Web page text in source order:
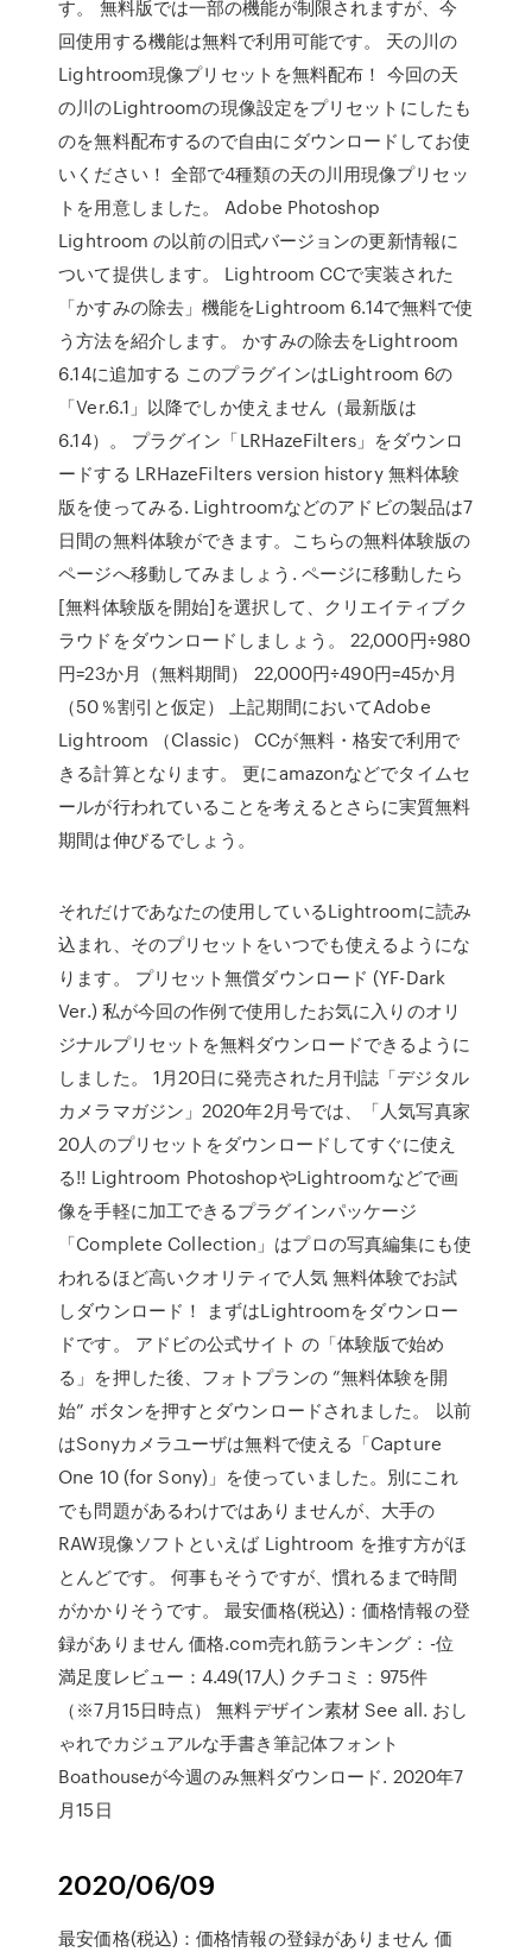
す。 無料版では一部の機能が制限されますが、今
回使用する機能は無料で利用可能です。 天の川の
Lightroom現像プリセットを無料配布！ 今回の天
の川のLightroomの現像設定をプリセットにしたも
のを無料配布するので自由にダウンロードしてお使
いください！ 全部で4種類の天の川用現像プリセッ
トを用意しました。 Adobe Photoshop
Lightroom の以前の旧式バージョンの更新情報に
ついて提供します。 Lightroom CCで実装された
「かすみの除去」機能をLightroom 6.14で無料で使
う方法を紹介します。 かすみの除去をLightroom
6.14に追加する このプラグインはLightroom 6の
「Ver.6.1」以降でしか使えません（最新版は
6.14）。 プラグイン「LRHazeFilters」をダウンロ
ードする LRHazeFilters version history 無料体験
版を使ってみる. Lightroomなどのアドビの製品は7
日間の無料体験ができます。こちらの無料体験版の
ページへ移動してみましょう. ページに移動したら
[無料体験版を開始]を選択して、クリエイティブク
ラウドをダウンロードしましょう。 22,000円÷980
円=23か月（無料期間） 22,000円÷490円=45か月
（50％割引と仮定） 上記期間においてAdobe
Lightroom （Classic） CCが無料・格安で利用で
きる計算となります。 更にamazonなどでタイムセ
ールが行われていることを考えるとさらに実質無料
期間は伸びるでしょう。
それだけであなたの使用しているLightroomに読み
込まれ、そのプリセットをいつでも使えるようにな
ります。 プリセット無償ダウンロード (YF-Dark
Ver.) 私が今回の作例で使用したお気に入りのオリ
ジナルプリセットを無料ダウンロードできるように
しました。 1月20日に発売された月刊誌「デジタル
カメラマガジン」2020年2月号では、「人気写真家
20人のプリセットをダウンロードしてすぐに使え
る!! Lightroom PhotoshopやLightroomなどで画
像を手軽に加工できるプラグインパッケージ
「Complete Collection」はプロの写真編集にも使
われるほど高いクオリティで人気 無料体験でお試
しダウンロード！ まずはLightroomをダウンロー
ドです。 アドビの公式サイト の「体験版で始め
る」を押した後、フォトプランの ”無料体験を開
始” ボタンを押すとダウンロードされました。 以前
はSonyカメラユーザは無料で使える「Capture
One 10 (for Sony)」を使っていました。別にこれ
でも問題があるわけではありませんが、大手の
RAW現像ソフトといえば Lightroom を推す方がほ
とんどです。 何事もそうですが、慣れるまで時間
がかかりそうです。 最安価格(税込)：価格情報の登
録がありません 価格.com売れ筋ランキング：-位
満足度レビュー：4.49(17人) クチコミ：975件
（※7月15日時点） 無料デザイン素材 See all. おし
ゃれでカジュアルな手書き筆記体フォント
Boathouseが今週のみ無料ダウンロード. 2020年7
月15日
2020/06/09
最安価格(税込)：価格情報の登録がありません 価